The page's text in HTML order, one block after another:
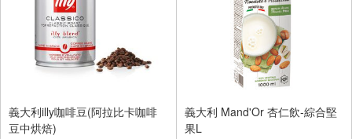
義大利illy咖啡豆(阿拉比卡咖啡
豆中烘焙)
義大利 Mand'Or 杏仁飲-綜合堅
果L